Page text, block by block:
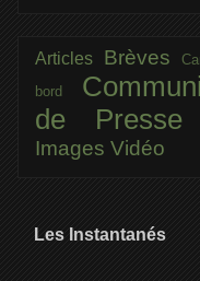
Articles Brèves
bord
de Presse
Images Vidéo
Les Instantanés